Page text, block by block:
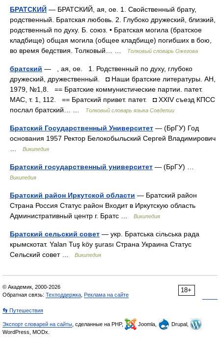
БРАТСКИЙ — БРАТСКИЙ, ая, ое. 1. Свойственный брату,
родственный. Братская любовь. 2. Глубоко дружеский, близкий,
родственный по духу. Б. союз. • Братская могила (братское
кладбище) общая могила (общее кладбище) погибших в бою,
во время бедствия. Толковый… …
Толковый словарь Ожегова
братский — , ая, ое. 1. Родственный по духу, глубоко
дружеский, дружественный. ◘ Наши братские литературы. АН,
1979, №1,8. == Братские коммунистические партии. патет.
МАС, т. 1, 112. == Братский привет. патет. ◘ XXIV съезд КПСС
послал братский… …
Толковый словарь языка Совдепии
Братский Государственный Университет — (БрГУ) Год
основания 1957 Ректор Белокобыльский Сергей Владимирович
Википедия
Братский государственный университет — (БрГУ) …
Википедия
Братский район Иркутской области — Братский район
Страна Россия Статус район Входит в Иркутскую область
Административный центр г. Братс …
Википедия
Братский сельский совет — укр. Братська сільська рада
крымскотат. Yalan Tuş köy şurası Страна Украина Статус
Сельский совет …
Википедия
18+
© Академик, 2000-2026
Обратная связь: Техподдержка Реклама на сайте
👣 Путешествия
Экспорт словарей на сайты , сделанные на PHP, Joomla,
Drupal,
WordPress, MODx.